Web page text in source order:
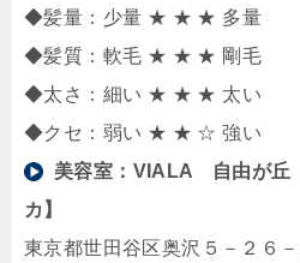
◆髪量：少量 ★ ★ ★ 多量
◆髪質：軟毛 ★ ★ ★ 剛毛
◆太さ：細い ★ ★ ★ 太い
◆クセ：弱い ★ ★ ☆ 強い
美容室： VIALA 自由が丘
カ】
東京都世田谷区奥沢５－２６